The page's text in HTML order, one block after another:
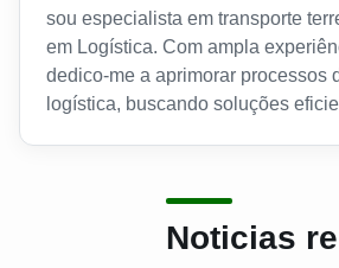
sou especialista em transporte
em Logística. Com ampla
dedico-me a aprimorar processos
logística, buscando soluções
Noticias